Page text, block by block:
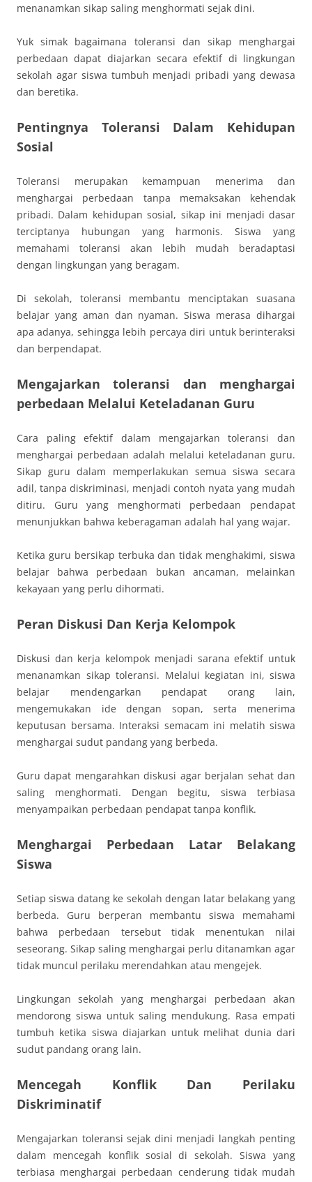
menanamkan sikap saling menghormati sejak dini.
Yuk simak bagaimana toleransi dan sikap menghargai
perbedaan dapat diajarkan secara efektif di lingkungan
sekolah agar siswa tumbuh menjadi pribadi yang dewasa
dan beretika.
Pentingnya Toleransi Dalam Kehidupan
Sosial
Toleransi merupakan kemampuan menerima dan
menghargai perbedaan tanpa memaksakan kehendak
pribadi. Dalam kehidupan sosial, sikap ini menjadi dasar
terciptanya hubungan yang harmonis. Siswa yang
memahami toleransi akan lebih mudah beradaptasi
dengan lingkungan yang beragam.
Di sekolah, toleransi membantu menciptakan suasana
belajar yang aman dan nyaman. Siswa merasa dihargai
apa adanya, sehingga lebih percaya diri untuk berinteraksi
dan berpendapat.
Mengajarkan toleransi dan menghargai
perbedaan Melalui Keteladanan Guru
Cara paling efektif dalam mengajarkan toleransi dan
menghargai perbedaan adalah melalui keteladanan guru.
Sikap guru dalam memperlakukan semua siswa secara
adil, tanpa diskriminasi, menjadi contoh nyata yang mudah
ditiru. Guru yang menghormati perbedaan pendapat
menunjukkan bahwa keberagaman adalah hal yang wajar.
Ketika guru bersikap terbuka dan tidak menghakimi, siswa
belajar bahwa perbedaan bukan ancaman, melainkan
kekayaan yang perlu dihormati.
Peran Diskusi Dan Kerja Kelompok
Diskusi dan kerja kelompok menjadi sarana efektif untuk
menanamkan sikap toleransi. Melalui kegiatan ini, siswa
belajar mendengarkan pendapat orang lain,
mengemukakan ide dengan sopan, serta menerima
keputusan bersama. Interaksi semacam ini melatih siswa
menghargai sudut pandang yang berbeda.
Guru dapat mengarahkan diskusi agar berjalan sehat dan
saling menghormati. Dengan begitu, siswa terbiasa
menyampaikan perbedaan pendapat tanpa konflik.
Menghargai Perbedaan Latar Belakang
Siswa
Setiap siswa datang ke sekolah dengan latar belakang yang
berbeda. Guru berperan membantu siswa memahami
bahwa perbedaan tersebut tidak menentukan nilai
seseorang. Sikap saling menghargai perlu ditanamkan agar
tidak muncul perilaku merendahkan atau mengejek.
Lingkungan sekolah yang menghargai perbedaan akan
mendorong siswa untuk saling mendukung. Rasa empati
tumbuh ketika siswa diajarkan untuk melihat dunia dari
sudut pandang orang lain.
Mencegah Konflik Dan Perilaku
Diskriminatif
Mengajarkan toleransi sejak dini menjadi langkah penting
dalam mencegah konflik sosial di sekolah. Siswa yang
terbiasa menghargai perbedaan cenderung tidak mudah